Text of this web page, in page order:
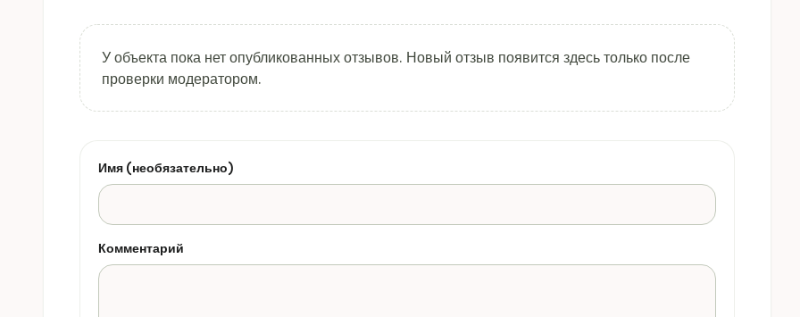
У объекта пока нет опубликованных отзывов. Новый отзыв появится здесь только после
проверки модератором.
Имя (необязательно)
Комментарий